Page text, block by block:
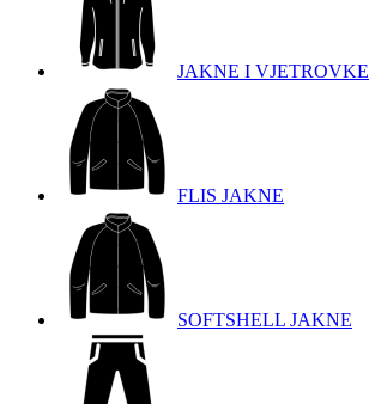
JAKNE I VJETROVKE
FLIS JAKNE
SOFTSHELL JAKNE